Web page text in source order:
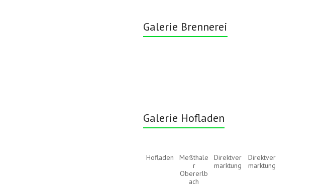
Galerie Brennerei
Galerie Hofladen
Hofladen
Meßthale
r
Obererlb
ach
Direktver
marktung
Direktver
marktung